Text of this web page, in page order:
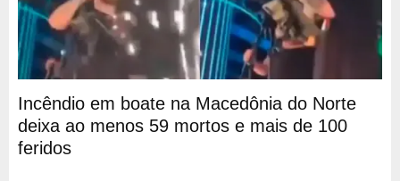
Incêndio em boate na Macedônia do Norte
deixa ao menos 59 mortos e mais de 100
feridos